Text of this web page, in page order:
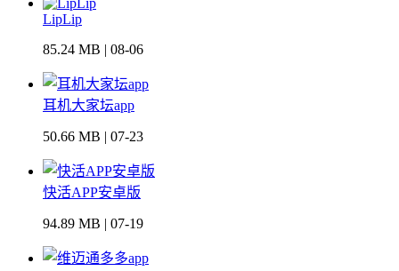
LipLip
85.24 MB | 08-06
耳机大家坛app
50.66 MB | 07-23
快活APP安卓版
94.89 MB | 07-19